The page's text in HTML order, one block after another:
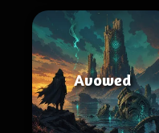
Avowed